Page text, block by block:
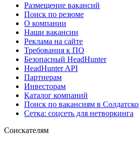
Размещение вакансий
Поиск по резюме
О компании
Наши вакансии
Реклама на сайте
Требования к ПО
Безопасный HeadHunter
HeadHunter API
Партнерам
Инвесторам
Каталог компаний
Поиск по вакансиям в
Сетка: соцсеть для нетворкинга
Соискателям